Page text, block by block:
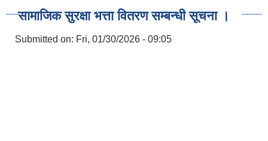
सामाजिक सुरक्षा भत्ता वितरण सम्बन्धी सूचना ।
Submitted on: Fri, 01/30/2026 - 09:05